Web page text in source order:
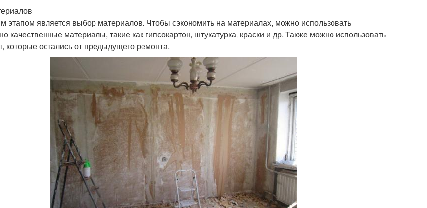
этапом является выбор материалов. Чтобы сэкономить на материалах, можно использовать
качественные материалы, такие как гипсокартон, штукатурка, краски и др. Также можно использовать
которые остались от предыдущего ремонта.